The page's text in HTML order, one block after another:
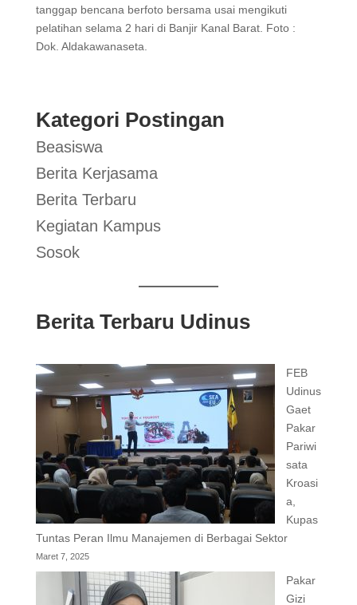
tanggap bencana berfoto bersama usai mengikuti
pelatihan selama 2 hari di Banjir Kanal Barat. Foto :
Dok. Aldakawanaseta.
Kategori Postingan
Beasiswa
Berita Kerjasama
Berita Terbaru
Kegiatan Kampus
Sosok
Berita Terbaru Udinus
FEB
Udinus
Gaet
Pakar
Pariwi
sata
Kroasi
a,
Kupas
Tuntas Peran Ilmu Manajemen di Berbagai Sektor
Maret 7, 2025
Pakar
Gizi